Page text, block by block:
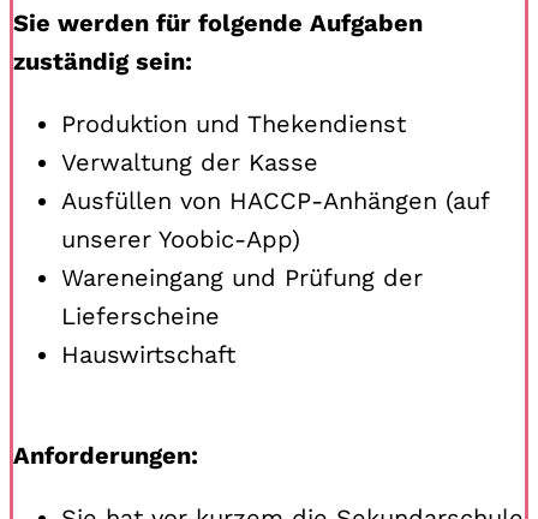
Sie werden für folgende Aufgaben
zuständig sein:
Produktion und Thekendienst
Verwaltung der Kasse
Ausfüllen von HACCP-Anhängen (auf
unserer Yoobic-App)
Wareneingang und Prüfung der
Lieferscheine
Hauswirtschaft
Anforderungen: